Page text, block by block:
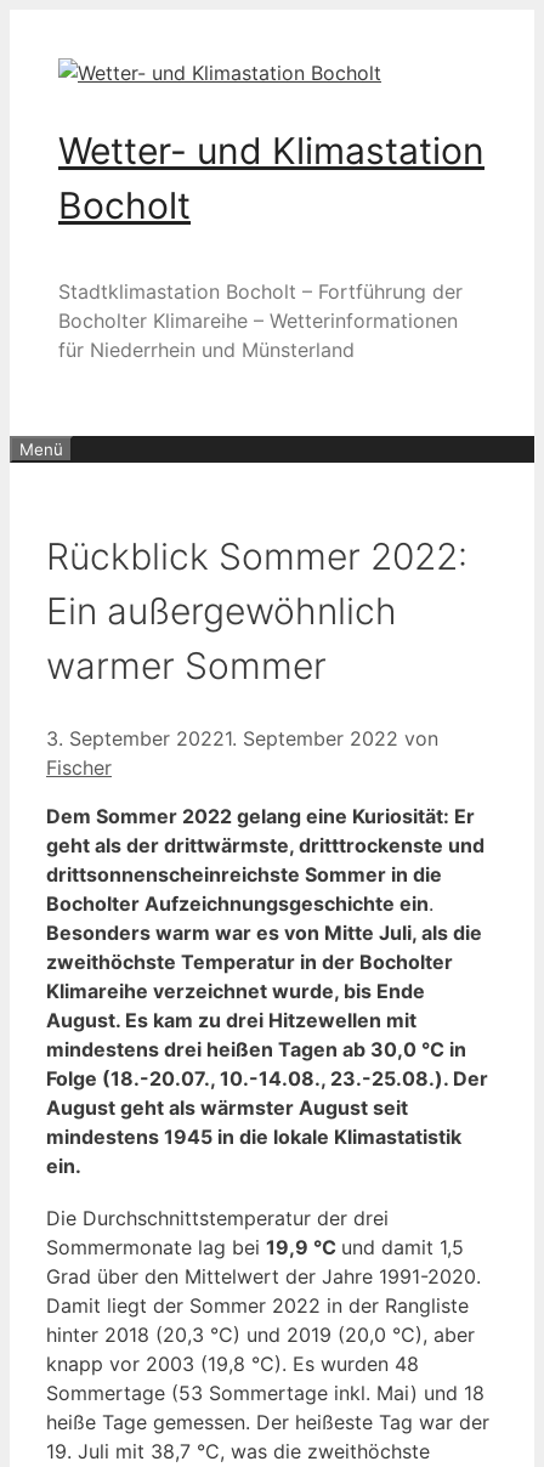
springen
Wetter- und Klimastation
Bocholt
Stadtklimastation Bocholt – Fortführung der
Bocholter Klimareihe – Wetterinformationen
für Niederrhein und Münsterland
Menü
Rückblick Sommer 2022:
Ein außergewöhnlich
warmer Sommer
3. September 20221. September 2022 von
Fischer
Dem Sommer 2022 gelang eine Kuriosität: Er
geht als der drittwärmste, dritttrockenste und
drittsonnenscheinreichste Sommer in die
Bocholter Aufzeichnungsgeschichte ein.
Besonders warm war es von Mitte Juli, als die
zweithöchste Temperatur in der Bocholter
Klimareihe verzeichnet wurde, bis Ende
August. Es kam zu drei Hitzewellen mit
mindestens drei heißen Tagen ab 30,0 °C in
Folge (18.-20.07., 10.-14.08., 23.-25.08.). Der
August geht als wärmster August seit
mindestens 1945 in die lokale Klimastatistik
ein.
Die Durchschnittstemperatur der drei
Sommermonate lag bei 19,9 °C und damit 1,5
Grad über den Mittelwert der Jahre 1991-2020.
Damit liegt der Sommer 2022 in der Rangliste
hinter 2018 (20,3 °C) und 2019 (20,0 °C), aber
knapp vor 2003 (19,8 °C). Es wurden 48
Sommertage (53 Sommertage inkl. Mai) und 18
heiße Tage gemessen. Der heißeste Tag war der
19. Juli mit 38,7 °C, was die zweithöchste